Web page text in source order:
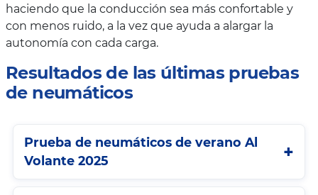
haciendo que la conducción sea más confortable y
con menos ruido, a la vez que ayuda a alargar la
autonomía con cada carga.
Resultados de las últimas pruebas
de neumáticos
Prueba de neumáticos de verano Al
Volante 2025